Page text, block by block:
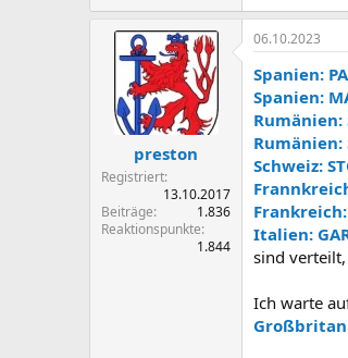
preston
Registriert
13.10.2017
Beiträge
1.836
Reaktionspunkte
1.844
06.10.2023
Spanien:
Spanien:
Rumänien:
Rumänien:
Schweiz:
Frankreich:
Italien:
sind
Ich warte